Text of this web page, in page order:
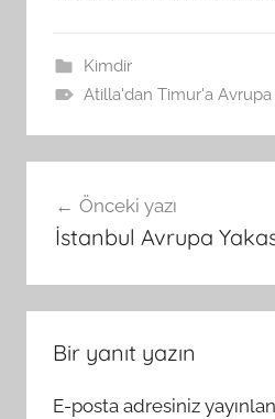
Kimdir
Atilla'dan Timur'a Avrupa
gezinmesi
Önceki yazı
İstanbul Avrupa
Bir yanıt yazın
E-posta adresiniz